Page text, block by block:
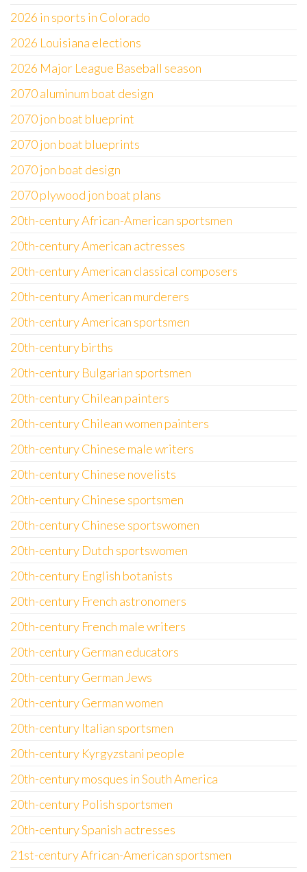
2026 in sports in Colorado
2026 Louisiana elections
2026 Major League Baseball season
2070 aluminum boat design
2070 jon boat blueprint
2070 jon boat blueprints
2070 jon boat design
2070 plywood jon boat plans
20th-century African-American sportsmen
20th-century American actresses
20th-century American classical composers
20th-century American murderers
20th-century American sportsmen
20th-century births
20th-century Bulgarian sportsmen
20th-century Chilean painters
20th-century Chilean women painters
20th-century Chinese male writers
20th-century Chinese novelists
20th-century Chinese sportsmen
20th-century Chinese sportswomen
20th-century Dutch sportswomen
20th-century English botanists
20th-century French astronomers
20th-century French male writers
20th-century German educators
20th-century German Jews
20th-century German women
20th-century Italian sportsmen
20th-century Kyrgyzstani people
20th-century mosques in South America
20th-century Polish sportsmen
20th-century Spanish actresses
21st-century African-American sportsmen